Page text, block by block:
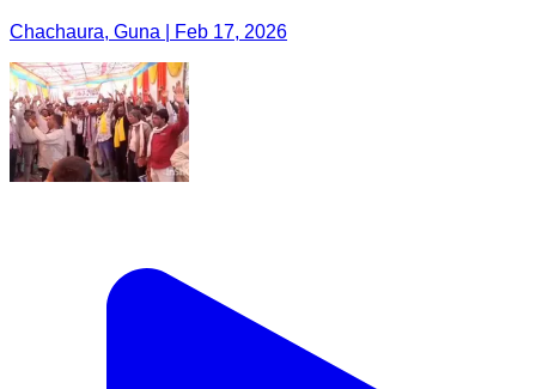
Chachaura, Guna | Feb 17, 2026